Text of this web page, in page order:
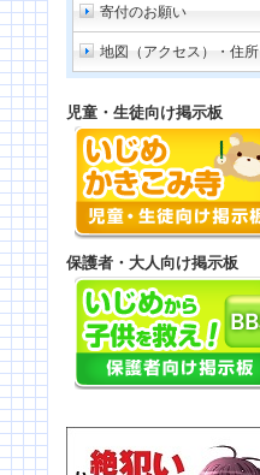
寄付のお願い
地図（アクセス）・住所
児童・生徒向け掲示板
保護者・大人向け掲示板